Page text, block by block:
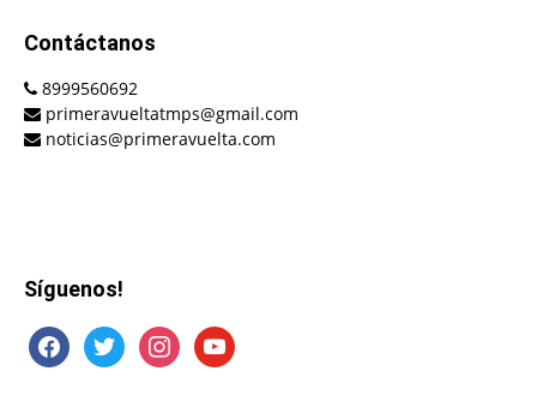
Contáctanos
8999560692
primeravueltatmps@gmail.com
noticias@primeravuelta.com
Síguenos!
facebooktwitter instagramyoutube